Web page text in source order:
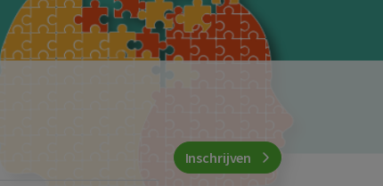
Inschrijven